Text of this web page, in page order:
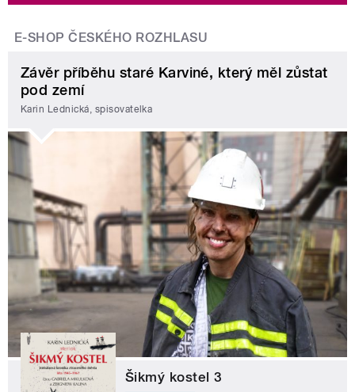
E-SHOP ČESKÉHO ROZHLASU
Závěr příběhu staré Karviné, který měl zůstat
pod zemí
Karin Lednická, spisovatelka
Šikmý kostel 3